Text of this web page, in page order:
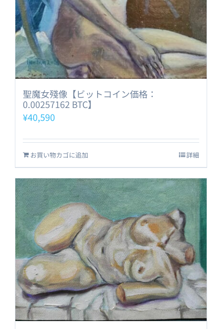
聖魔女殘像【ビットコイン価格：
0.00257162 BTC】
¥40,590
お買い物カゴに追加 詳細